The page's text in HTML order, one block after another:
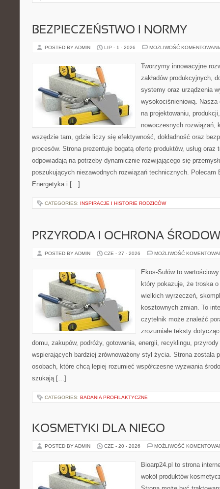
BEZPIECZEŃSTWO I NORMY
POSTED BY ADMIN LIP - 1 - 2026 MOŻLIWOŚĆ
Tworzymy innowacyjne
zakładów produkcyjnych,
systemy oraz urządzenia
wysokociśnieniową. Nasza
na projektowaniu,
nowoczesnych rozwiązań,
wszędzie tam, gdzie liczy się efektywność, dokładność oraz
procesów. Strona prezentuje bogatą ofertę produktów, usług oraz
odpowiadają na potrzeby dynamicznie rozwijającego się
poszukujących niezawodnych rozwiązań technicznych. Polecam
Energetyka i […]
CATEGORIES: INSPIRACJE I HISTORIE RODZICÓW
PRZYRODA I OCHRONA
POSTED BY ADMIN CZE - 27 - 2026 MOŻLIWOŚĆ
Ekos-Sułów to
który pokazuje, że troska
wielkich wyrzeczeń,
kosztownych zmian. To
czytelnik może znaleźć
zrozumiałe teksty
domu, zakupów, podróży, gotowania, energii, recyklingu,
wspierających bardziej zrównoważony styl życia. Strona została
osobach, które chcą lepiej rozumieć współczesne wyzwania
szukają […]
CATEGORIES: BADANIA PROFILAKTYCZNE
KOSMETYKI DLA NIEGO
POSTED BY ADMIN CZE - 20 - 2026 MOŻLIWOŚĆ
Bioarp24.pl to strona
wokół produktów